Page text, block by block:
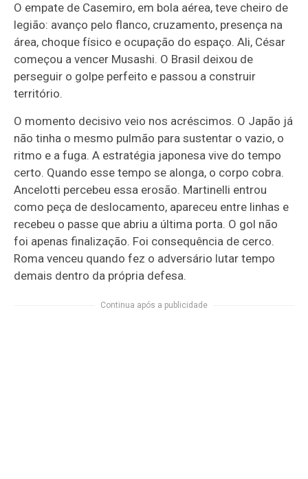
O empate de Casemiro, em bola aérea, teve cheiro de
legião: avanço pelo flanco, cruzamento, presença na
área, choque físico e ocupação do espaço. Ali, César
começou a vencer Musashi. O Brasil deixou de
perseguir o golpe perfeito e passou a construir
território.
O momento decisivo veio nos acréscimos. O Japão já
não tinha o mesmo pulmão para sustentar o vazio, o
ritmo e a fuga. A estratégia japonesa vive do tempo
certo. Quando esse tempo se alonga, o corpo cobra.
Ancelotti percebeu essa erosão. Martinelli entrou
como peça de deslocamento, apareceu entre linhas e
recebeu o passe que abriu a última porta. O gol não
foi apenas finalização. Foi consequência de cerco.
Roma venceu quando fez o adversário lutar tempo
demais dentro da própria defesa.
Continua após a publicidade